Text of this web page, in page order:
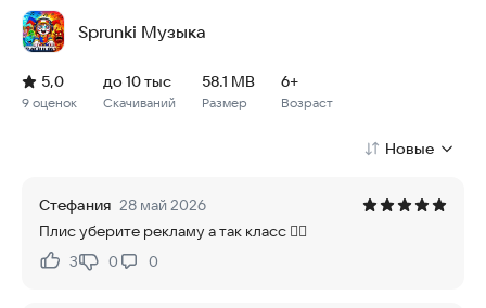
Sprunki Музыка
Рейтинг: 5,0, 9 оценок
Скачиваний: до 10 тыс
Размер файла: 58.1 MB
Возрастное ограничение: 58.1 MB
9 оценок
5,0
Скачиваний
до 10 тыс
Размер
58.1 MB
Возраст
6+
Новые
Стефания 28 май 2026
Плис уберите рекламу а так класс 👍🏻
Нравится:
3Не нравится:
0 0